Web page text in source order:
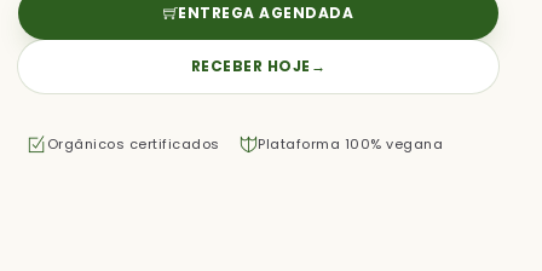
ENTREGA AGENDADA
RECEBER HOJE →
Orgânicos certificados Plataforma 100% vegana